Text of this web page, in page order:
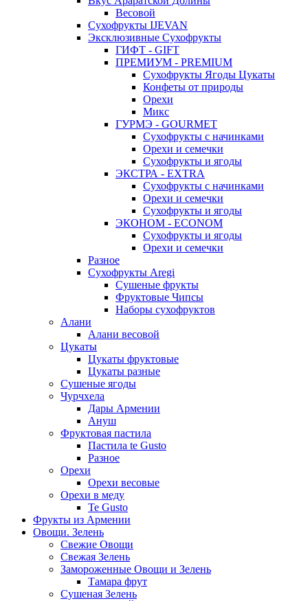
Весовой
Сухофрукты IJEVAN
Эксклюзивные Сухофрукты
ГИФТ - GIFT
ПРЕМИУМ - PREMIUM
Сухофрукты Ягоды Цукаты
Конфеты от природы
Орехи
Микс
ГУРМЭ - GOURMET
Сухофрукты с начинками
Орехи и семечки
Сухофрукты и ягоды
ЭКСТРА - EXTRA
Сухофрукты с начинками
Орехи и семечки
Сухофрукты и ягоды
ЭКОНОМ - ECONOM
Сухофрукты и ягоды
Орехи и семечки
Разное
Сухофрукты Aregi
Сушеные фрукты
Фруктовые Чипсы
Наборы сухофруктов
Алани
Алани весовой
Цукаты
Цукаты фруктовые
Цукаты разные
Сушеные ягоды
Чурчхела
Дары Армении
Ануш
Фруктовая пастила
Пастила te Gusto
Разное
Орехи
Орехи весовые
Орехи в меду
Te Gusto
Фрукты из Армении
Овощи. Зелень
Свежие Овощи
Свежая Зелень
Замороженные Овощи и Зелень
Тамара фрут
Сушеная Зелень